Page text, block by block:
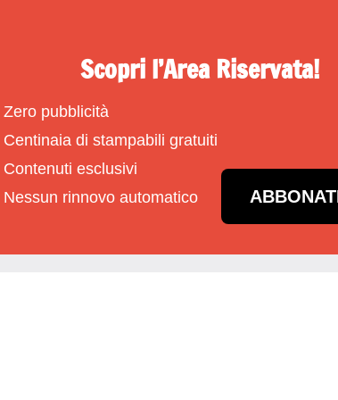
Scopri l’Area Riservata!
Zero pubblicità
Centinaia di stampabili gratuiti
Contenuti esclusivi
Nessun rinnovo automatico